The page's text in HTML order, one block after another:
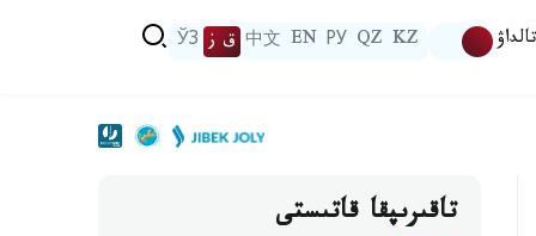
تالداۋ KZ
QZ
РУ
EN
中文 ق ز ЎЗ
تاقىرىپقا قاتىستى